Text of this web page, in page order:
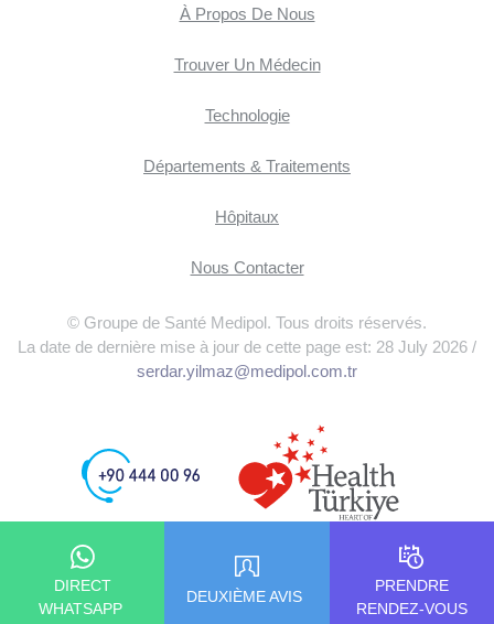
À Propos De Nous
Trouver Un Médecin
Technologie
Départements & Traitements
Hôpitaux
Nous Contacter
© Groupe de Santé Medipol. Tous droits réservés.
La date de dernière mise à jour de cette page est: 28 July 2026 /
serdar.yilmaz@medipol.com.tr
DIRECT
WHATSAPP
DEUXIÈME AVIS
PRENDRE
RENDEZ-VOUS